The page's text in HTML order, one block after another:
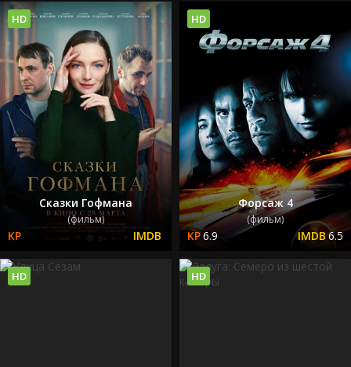
Сказки Гофмана
(фильм)
HD
Форсаж 4
(фильм)
6.9 6.5
HD
HD HD